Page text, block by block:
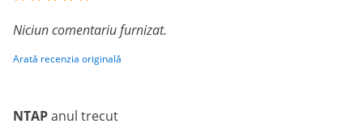
Niciun comentariu furnizat.
Arată recenzia originală
NTAPanul trecut